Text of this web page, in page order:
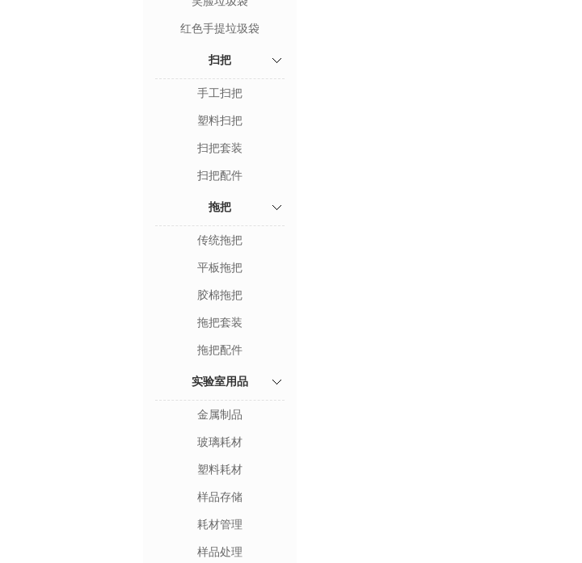
红色手提垃圾袋
扫把
手工扫把
塑料扫把
扫把套装
扫把配件
拖把
传统拖把
平板拖把
胶棉拖把
拖把套装
拖把配件
实验室用品
金属制品
玻璃耗材
塑料耗材
样品存储
耗材管理
样品处理